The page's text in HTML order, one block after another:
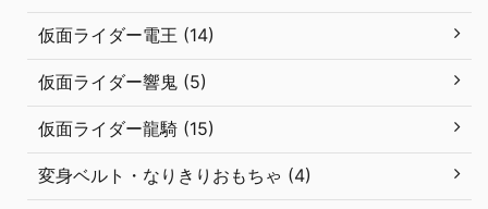
仮面ライダー電王 (14)
仮面ライダー響鬼 (5)
仮面ライダー龍騎 (15)
変身ベルト・なりきりおもちゃ (4)